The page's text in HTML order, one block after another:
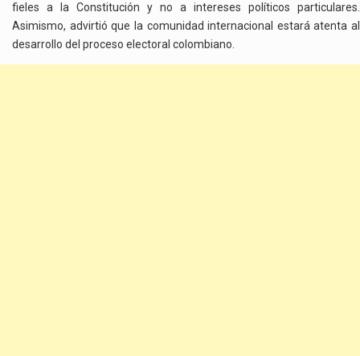
fieles a la Constitución y no a intereses políticos particulares.
Asimismo, advirtió que la comunidad internacional estará atenta al
desarrollo del proceso electoral colombiano.